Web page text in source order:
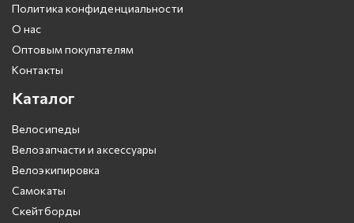
Политика конфиденциальности
О нас
Оптовым покупателям
Контакты
Каталог
Велосипеды
Велозапчасти и аксессуары
Велоэкипировка
Самокаты
Скейтборды